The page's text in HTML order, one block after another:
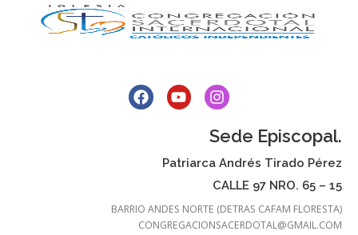
Sede Episcopal.
Patriarca Andrés Tirado Pérez
CALLE 97 NRO. 65 – 15
BARRIO ANDES NORTE (DETRAS CAFAM FLORESTA)
CONGREGACIONSACERDOTAL@GMAIL.COM